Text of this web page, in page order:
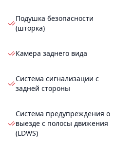
Подушка безопасности
(шторка)
Камера заднего вида
Система сигнализации с
задней стороны
Система предупреждения о
выезде с полосы движения
(LDWS)